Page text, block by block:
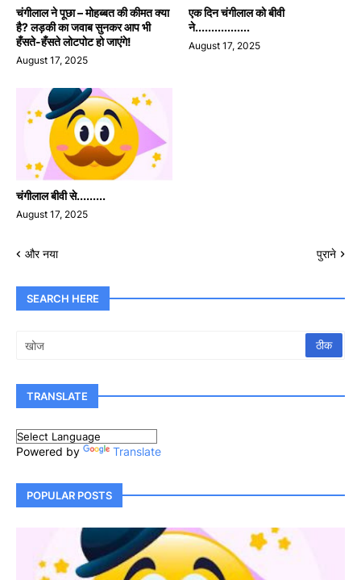
चंगीलाल ने पूछा – मोहब्बत की कीमत क्या
है? लड़की का जवाब सुनकर आप भी
हँसते-हँसते लोटपोट हो जाएंगे!
August 17, 2025
एक दिन चंगीलाल को बीवी
ने.................
August 17, 2025
चंगीलाल बीवी से.........
August 17, 2025
और नया पुराने
SEARCH HERE
TRANSLATE
Powered by Translate
POPULAR POSTS